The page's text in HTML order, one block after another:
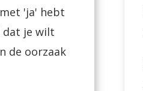
'ja' hebt
dat je wilt
de oorzaak